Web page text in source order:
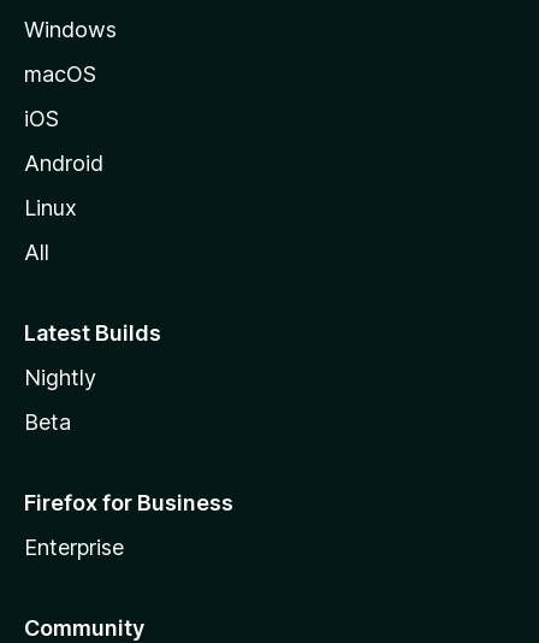
Windows
macOS
iOS
Android
Linux
All
Latest Builds
Nightly
Beta
Firefox for Business
Enterprise
Community